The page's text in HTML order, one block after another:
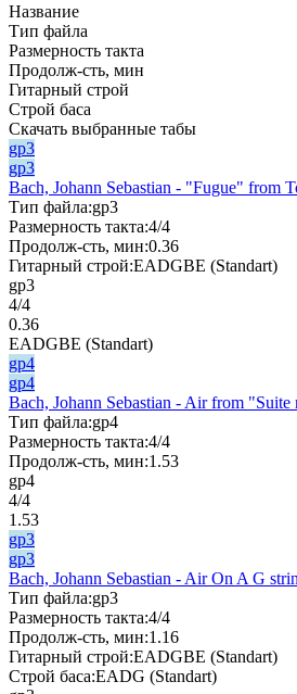
Название
Тип файла
Размерность такта
Продолж-сть, мин
Гитарный строй
Строй баса
Скачать выбранные табы
gp3
gp3
Bach, Johann Sebastian - "Fugue" from
Тип файла:gp3
Размерность такта:4/4
Продолж-сть, мин:0.36
Гитарный строй:EADGBE (Standart)
gp3
4/4
0.36
EADGBE (Standart)
gp4
gp4
Bach, Johann Sebastian - Air from
Тип файла:gp4
Размерность такта:4/4
Продолж-сть, мин:1.53
gp4
4/4
1.53
gp3
gp3
Bach, Johann Sebastian - Air On A G
Тип файла:gp3
Размерность такта:4/4
Продолж-сть, мин:1.16
Гитарный строй:EADGBE (Standart)
Строй баса:EADG (Standart)